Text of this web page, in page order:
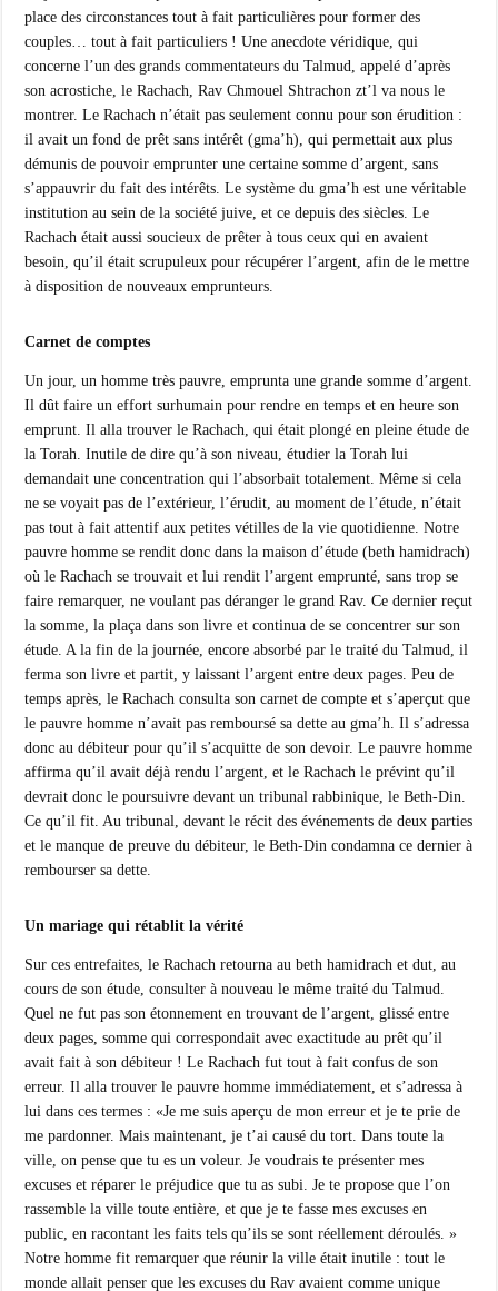
place des circonstances tout à fait particulières pour former des
couples… tout à fait particuliers ! Une anecdote véridique, qui
concerne l’un des grands commentateurs du Talmud, appelé d’après
son acrostiche, le Rachach, Rav Chmouel Shtrachon zt’l va nous le
montrer. Le Rachach n’était pas seulement connu pour son érudition :
il avait un fond de prêt sans intérêt (gma’h), qui permettait aux plus
démunis de pouvoir emprunter une certaine somme d’argent, sans
s’appauvrir du fait des intérêts. Le système du gma’h est une véritable
institution au sein de la société juive, et ce depuis des siècles. Le
Rachach était aussi soucieux de prêter à tous ceux qui en avaient
besoin, qu’il était scrupuleux pour récupérer l’argent, afin de le mettre
à disposition de nouveaux emprunteurs.
Carnet de comptes
Un jour, un homme très pauvre, emprunta une grande somme d’argent.
Il dût faire un effort surhumain pour rendre en temps et en heure son
emprunt. Il alla trouver le Rachach, qui était plongé en pleine étude de
la Torah. Inutile de dire qu’à son niveau, étudier la Torah lui
demandait une concentration qui l’absorbait totalement. Même si cela
ne se voyait pas de l’extérieur, l’érudit, au moment de l’étude, n’était
pas tout à fait attentif aux petites vétilles de la vie quotidienne. Notre
pauvre homme se rendit donc dans la maison d’étude (beth hamidrach)
où le Rachach se trouvait et lui rendit l’argent emprunté, sans trop se
faire remarquer, ne voulant pas déranger le grand Rav. Ce dernier reçut
la somme, la plaça dans son livre et continua de se concentrer sur son
étude. A la fin de la journée, encore absorbé par le traité du Talmud, il
ferma son livre et partit, y laissant l’argent entre deux pages. Peu de
temps après, le Rachach consulta son carnet de compte et s’aperçut que
le pauvre homme n’avait pas remboursé sa dette au gma’h. Il s’adressa
donc au débiteur pour qu’il s’acquitte de son devoir. Le pauvre homme
affirma qu’il avait déjà rendu l’argent, et le Rachach le prévint qu’il
devrait donc le poursuivre devant un tribunal rabbinique, le Beth-Din.
Ce qu’il fit. Au tribunal, devant le récit des événements de deux parties
et le manque de preuve du débiteur, le Beth-Din condamna ce dernier à
rembourser sa dette.
Un mariage qui rétablit la vérité
Sur ces entrefaites, le Rachach retourna au beth hamidrach et dut, au
cours de son étude, consulter à nouveau le même traité du Talmud.
Quel ne fut pas son étonnement en trouvant de l’argent, glissé entre
deux pages, somme qui correspondait avec exactitude au prêt qu’il
avait fait à son débiteur ! Le Rachach fut tout à fait confus de son
erreur. Il alla trouver le pauvre homme immédiatement, et s’adressa à
lui dans ces termes : «Je me suis aperçu de mon erreur et je te prie de
me pardonner. Mais maintenant, je t’ai causé du tort. Dans toute la
ville, on pense que tu es un voleur. Je voudrais te présenter mes
excuses et réparer le préjudice que tu as subi. Je te propose que l’on
rassemble la ville toute entière, et que je te fasse mes excuses en
public, en racontant les faits tels qu’ils se sont réellement déroulés. »
Notre homme fit remarquer que réunir la ville était inutile : tout le
monde allait penser que les excuses du Rav avaient comme unique